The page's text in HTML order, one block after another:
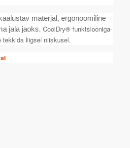
materjal, ergonoomiline
jala jaoks. CoolDry® funktsiooniga-
tekkida liigsel niiskusel.